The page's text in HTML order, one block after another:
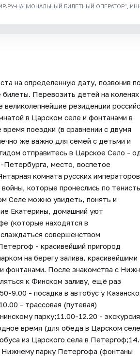
НАЦИОНАЛЬНЫЙ БИЛЕТНЫЙ ОПЕРАТОР", ИНН:
на определенную дату, позвонив по
Перевозить детей на коленях
резиденции
в Царском селе и фонтанами в
поездки (в сравнении с двумя
же важно для семей с детьми и
отправитесь в Царское Село -
Петербурга, место, воспетое
комната русских
которые пронеслись по
Селе можно увидеть, понять и
Екатерины, домашний уют
(которые находятся в
совершенством
- красивейший пригород
на берегу залива, красивейшими
фонтанами. После знакомства с
к Финском заливу, ещё раз
9.00 - посадка в автобус у
- трассовая (путевая)
парку;11.00-12.20 -
время (для обеда в Царском селе
из Царского села в
Нижнему парку Петергофа (фонтаны